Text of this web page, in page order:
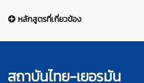
หลักสูตรที่เกี่ยวข้อง
สถาบันไทย-เยอรมัน